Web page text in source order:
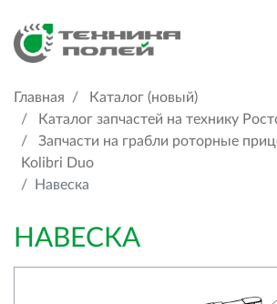
Главная
Каталог (новый)
Каталог запчастей на технику
Запчасти на грабли роторные
Kolibri Duo
Навеска
НАВЕСКА